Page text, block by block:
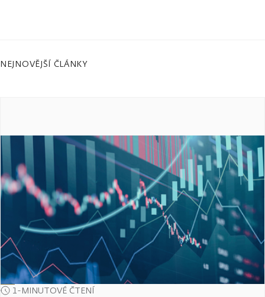
NEJNOVĚJŠÍ ČLÁNKY
1-MINUTOVÉ ČTENÍ